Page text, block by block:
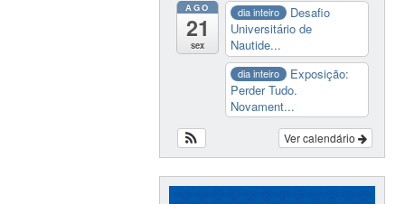
AGO
21
sex
dia inteiro
Desafio
Universitário de
Nautide...
dia inteiro
Exposição:
Perder Tudo.
Novament...
Ver calendário